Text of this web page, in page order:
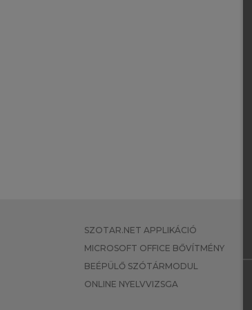
SZOTAR.NET APPLIKÁCIÓ
MICROSOFT OFFICE BŐVÍTMÉNY
BEÉPÜLŐ SZÓTÁRMODUL
ONLINE NYELVVIZSGA